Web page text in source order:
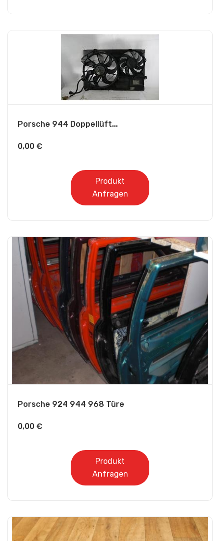
Porsche 944 Doppellüft...
0,00 €
Produkt
Anfragen
Porsche 924 944 968 Türe
0,00 €
Produkt
Anfragen